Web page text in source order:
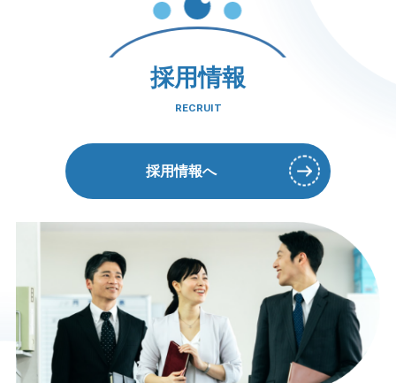
採用情報
RECRUIT
採用情報へ